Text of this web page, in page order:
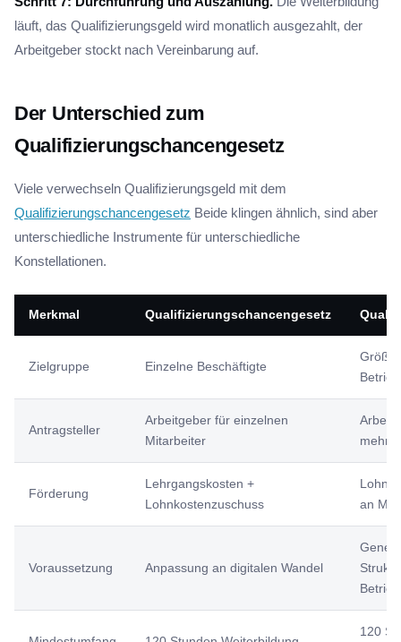
läuft, das Qualifizierungsgeld wird monatlich ausgezahlt, der
Arbeitgeber stockt nach Vereinbarung auf.
Der Unterschied zum
Qualifizierungschancengesetz
Viele verwechseln Qualifizierungsgeld mit dem
Qualifizierungschancengesetz Beide klingen ähnlich, sind aber
unterschiedliche Instrumente für unterschiedliche
Konstellationen.
Merkmal Qualifizierungschancengesetz
Zielgruppe Einzelne Beschäftigte
Betrieb
Antragsteller
Arbeitgeber für einzelnen
Mitarbeiter
Förderung
Lehrgangskosten +
Lohnkostenzuschuss
an
Voraussetzung Anpassung an digitalen Wandel
Betrieb
120